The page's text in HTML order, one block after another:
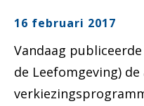
16 februari 2017
Vandaag
de Leefomgeving) de